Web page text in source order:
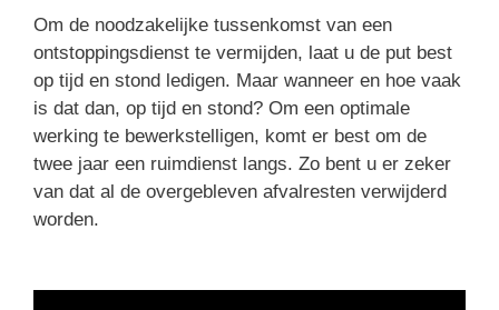
Om de noodzakelijke tussenkomst van een
ontstoppingsdienst te vermijden, laat u de put best
op tijd en stond ledigen. Maar wanneer en hoe vaak
is dat dan, op tijd en stond? Om een optimale
werking te bewerkstelligen, komt er best om de
twee jaar een ruimdienst langs. Zo bent u er zeker
van dat al de overgebleven afvalresten verwijderd
worden.